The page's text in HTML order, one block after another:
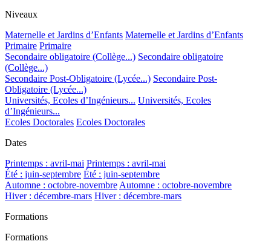
Niveaux
Maternelle et Jardins d’Enfants Maternelle et Jardins d’Enfants
Primaire Primaire
Secondaire obligatoire (Collège...) Secondaire obligatoire
(Collège...)
Secondaire Post-Obligatoire (Lycée...) Secondaire Post-
Obligatoire (Lycée...)
Universités, Ecoles d’Ingénieurs... Universités, Ecoles
d’Ingénieurs...
Ecoles Doctorales Ecoles Doctorales
Dates
Printemps : avril-mai Printemps : avril-mai
Été : juin-septembre Été : juin-septembre
Automne : octobre-novembreAutomne : octobre-novembre
Hiver : décembre-mars Hiver : décembre-mars
Formations
Formations